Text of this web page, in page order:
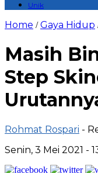
Unik
Home /Gaya Hidup
Masih
Step
Rohmat Rospari -
Senin, 3 Mei 2021 -